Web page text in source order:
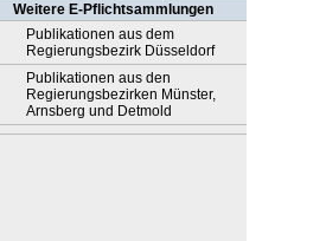
Weitere E-Pflichtsammlungen
Publikationen aus dem
Regierungsbezirk Düsseldorf
Publikationen aus den
Regierungsbezirken Münster,
Arnsberg und Detmold